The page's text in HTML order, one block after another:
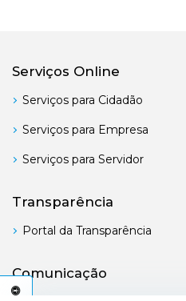
Serviços Online
Serviços para Cidadão
Serviços para Empresa
Serviços para Servidor
Transparência
Portal da Transparência
Comunicação